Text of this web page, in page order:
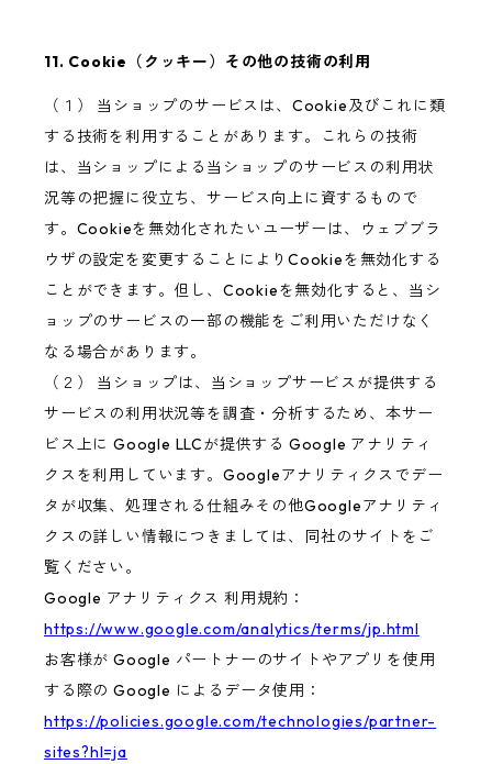
11. Cookie（クッキー）その他の技術の利用
（１） 当ショップのサービスは、Cookie及びこれに類
する技術を利用することがあります。これらの技術
は、当ショップによる当ショップのサービスの利用状
況等の把握に役立ち、サービス向上に資するもので
す。Cookieを無効化されたいユーザーは、ウェブブラ
ウザの設定を変更することによりCookieを無効化する
ことができます。但し、Cookieを無効化すると、当シ
ョップのサービスの一部の機能をご利用いただけなく
なる場合があります。
（２） 当ショップは、当ショップサービスが提供する
サービスの利用状況等を調査・分析するため、本サー
ビス上に Google LLCが提供する Google アナリティ
クスを利用しています。Googleアナリティクスでデー
タが収集、処理される仕組みその他Googleアナリティ
クスの詳しい情報につきましては、同社のサイトをご
覧ください。
Google アナリティクス 利用規約：
https://www.google.com/analytics/terms/jp.html
お客様が Google パートナーのサイトやアプリを使用
する際の Google によるデータ使用：
https://policies.google.com/technologies/partner-
sites?hl=ja